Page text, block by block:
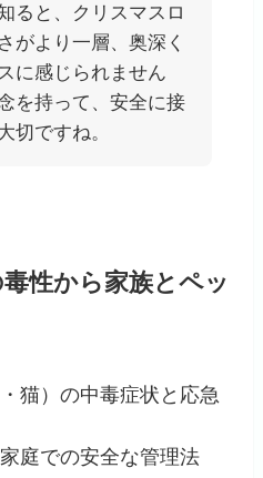
ると、クリスマスロ
がより一層、奥深く
に感じられません
を持って、安全に接
切ですね。
性から家族とペッ
猫）の中毒症状と応急
庭での安全な管理法